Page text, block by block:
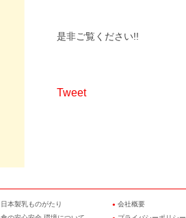
是非ご覧ください!!
Tweet
日本製乳ものがたり ● 会社概要